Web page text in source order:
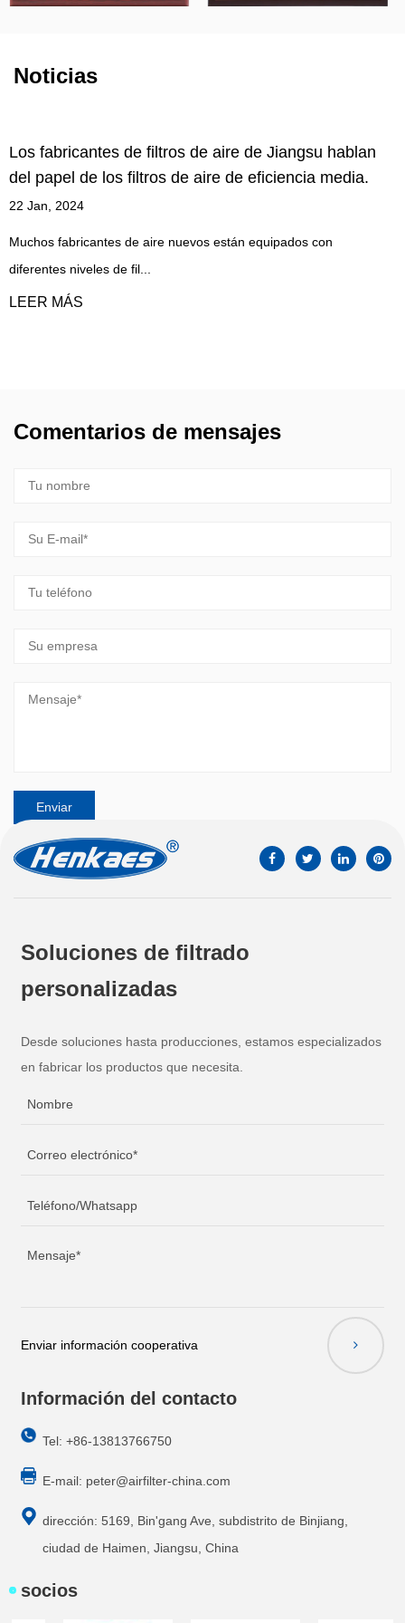
Noticias
hablan
media.
con
Participación de fábrica de filtros de
activado: Por qué la superficie
Comentarios de mensajes
Soluciones de filtrado
personalizadas
Desde soluciones hasta producciones, estamos especializados
en fabricar los productos que necesita.
Enviar información cooperativa
Información del contacto
Tel: +86-13813766750
E-mail: peter@airfilter-china.com
dirección: 5169, Bin'gang Ave, subdistrito de Binjiang,
ciudad de Haimen, Jiangsu, China
socios